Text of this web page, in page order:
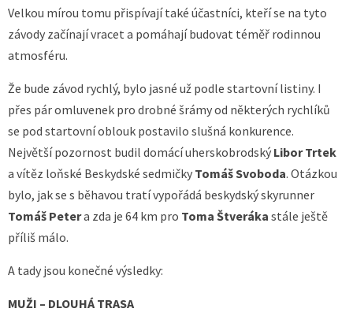
Velkou mírou tomu přispívají také účastníci, kteří se na tyto
závody začínají vracet a pomáhají budovat téměř rodinnou
atmosféru.
Že bude závod rychlý, bylo jasné už podle startovní listiny. I
přes pár omluvenek pro drobné šrámy od některých rychlíků
se pod startovní oblouk postavilo slušná konkurence.
Největší pozornost budil domácí uherskobrodský Libor Trtek
a vítěz loňské Beskydské sedmičky Tomáš Svoboda. Otázkou
bylo, jak se s běhavou tratí vypořádá beskydský skyrunner
Tomáš Petera zda je 64 km pro Toma Štveráka stále ještě
příliš málo.
A tady jsou konečné výsledky:
MUŽI – DLOUHÁ TRASA